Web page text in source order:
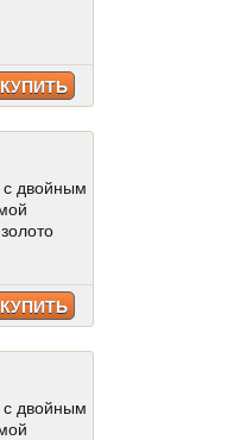
КУПИТЬ
с двойным
КУПИТЬ
с двойным